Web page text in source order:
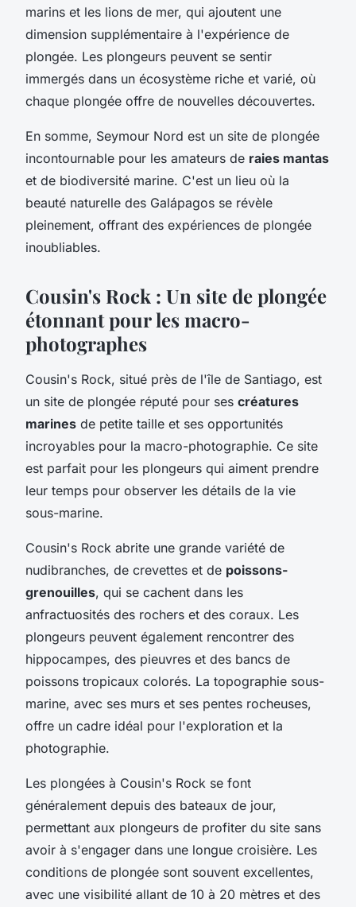
marins et les lions de mer, qui ajoutent une
dimension supplémentaire à l'expérience de
plongée. Les plongeurs peuvent se sentir
immergés dans un écosystème riche et varié, où
chaque plongée offre de nouvelles découvertes.
En somme, Seymour Nord est un site de plongée
incontournable pour les amateurs de raies mantas
et de biodiversité marine. C'est un lieu où la
beauté naturelle des Galápagos se révèle
pleinement, offrant des expériences de plongée
inoubliables.
Cousin's Rock : Un site de plongée
étonnant pour les macro-
photographes
Cousin's Rock, situé près de l'île de Santiago, est
un site de plongée réputé pour ses créatures
marines de petite taille et ses opportunités
incroyables pour la macro-photographie. Ce site
est parfait pour les plongeurs qui aiment prendre
leur temps pour observer les détails de la vie
sous-marine.
Cousin's Rock abrite une grande variété de
nudibranches, de crevettes et de poissons-
grenouilles, qui se cachent dans les
anfractuosités des rochers et des coraux. Les
plongeurs peuvent également rencontrer des
hippocampes, des pieuvres et des bancs de
poissons tropicaux colorés. La topographie sous-
marine, avec ses murs et ses pentes rocheuses,
offre un cadre idéal pour l'exploration et la
photographie.
Les plongées à Cousin's Rock se font
généralement depuis des bateaux de jour,
permettant aux plongeurs de profiter du site sans
avoir à s'engager dans une longue croisière. Les
conditions de plongée sont souvent excellentes,
avec une visibilité allant de 10 à 20 mètres et des